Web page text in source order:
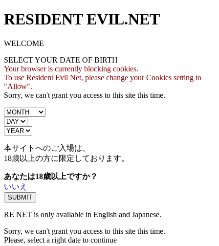
RESIDENT EVIL.NET
WELCOME
SELECT YOUR DATE OF BIRTH
Your browser is currently blocking cookies.
To use Resident Evil Net, please change your Cookies setting to
"Allow".
Sorry, we can't grant you access to this site this time.
本サイトへのご入場は、
18歳以上の方に限定しております。
あなたは18歳以上ですか？
いいえ
RE NET is only available in English and Japanese.
Sorry, we can't grant you access to this site this time.
Please, select a right date to continue